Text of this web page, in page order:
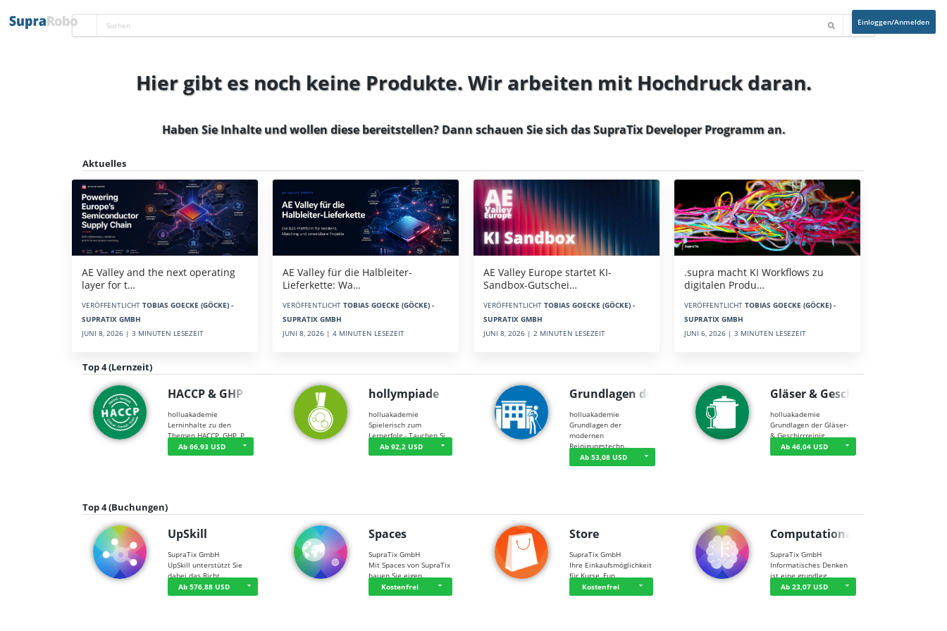
Einloggen/Anmelden
Hier gibt es noch keine Produkte. Wir arbeiten mit Hochdruck daran.
Haben Sie Inhalte und wollen diese bereitstellen? Dann schauen Sie sich dasSupraTix Developer Programman.
Aktuelles
AE Valley and the next operating
layer for t…
VERÖFFENTLICHT TOBIAS GOECKE (GÖCKE) -
SUPRATIX GMBH
JUNI 8, 2026 | 3 MINUTEN LESEZEIT
AE Valley für die Halbleiter-
Lieferkette: Wa…
VERÖFFENTLICHT TOBIAS GOECKE (GÖCKE) -
SUPRATIX GMBH
JUNI 8, 2026 | 4 MINUTEN LESEZEIT
AE Valley Europe startet KI-
Sandbox-Gutschei…
VERÖFFENTLICHT TOBIAS GOECKE (GÖCKE) -
SUPRATIX GMBH
JUNI 8, 2026 | 2 MINUTEN LESEZEIT
.supra macht KI Workflows zu
digitalen Produ…
VERÖFFENTLICHT TOBIAS GOECKE (GÖCKE) -
SUPRATIX GMBH
JUNI 6, 2026 | 3 MINUTEN LESEZEIT
Top 4 (Lernzeit)
HACCP & GHP
holluakademie
Lerninhalte zu den
Themen HACCP, GHP, P…
Ab 66,93 USD
hollympiade
holluakademie
Spielerisch zum
Lernerfolg - Tauchen Si…
Ab 92,2 USD
Grundlagen der …
holluakademie
Grundlagen der
modernen
Reinigungstechn…
Ab 53,08 USD
Gläser & Geschi…
holluakademie
Grundlagen der Gläser-
& Geschirrreinig…
Ab 46,04 USD
Top 4 (Buchungen)
UpSkill
SupraTix GmbH
UpSkill unterstützt Sie
dabei das Richt…
Ab 576,88 USD
Spaces
SupraTix GmbH
Mit Spaces von SupraTix
bauen Sie eigen…
Kostenfrei
Store
SupraTix GmbH
Ihre Einkaufsmöglichkeit
für Kurse, Fun…
Kostenfrei
Computational T…
SupraTix GmbH
Informatisches Denken
ist eine grundleg…
Ab 23,07 USD